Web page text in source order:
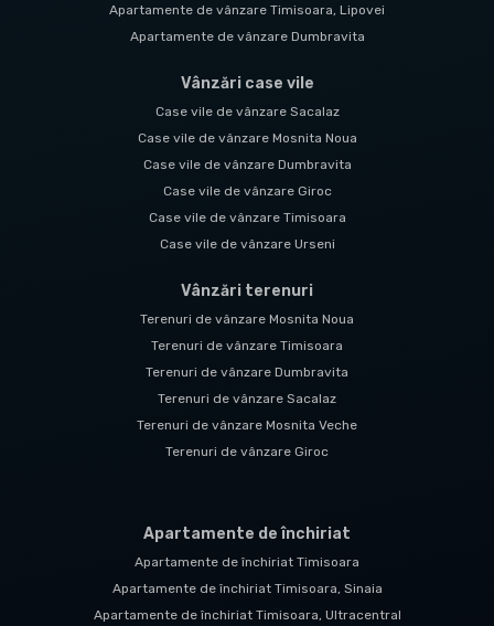
Apartamente de vânzare Timisoara, Lipovei
Apartamente de vânzare Dumbravita
Vânzări case vile
Case vile de vânzare Sacalaz
Case vile de vânzare Mosnita Noua
Case vile de vânzare Dumbravita
Case vile de vânzare Giroc
Case vile de vânzare Timisoara
Case vile de vânzare Urseni
Vânzări terenuri
Terenuri de vânzare Mosnita Noua
Terenuri de vânzare Timisoara
Terenuri de vânzare Dumbravita
Terenuri de vânzare Sacalaz
Terenuri de vânzare Mosnita Veche
Terenuri de vânzare Giroc
Apartamente de închiriat
Apartamente de închiriat Timisoara
Apartamente de închiriat Timisoara, Sinaia
Apartamente de închiriat Timisoara, Ultracentral